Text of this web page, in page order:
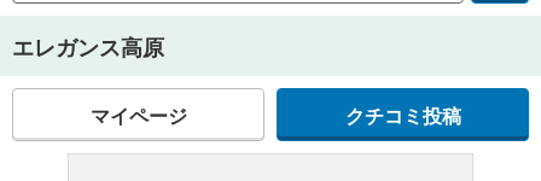
エレガンス高原
マイページ クチコミ投稿